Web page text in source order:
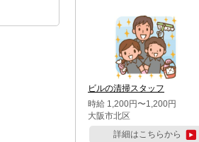
市・鶴ケ島市・千葉市中央
区・市川市・松戸市・習志野
市・柏市・流山市・八千代
市・足立区・江戸川区・八王
子市・町田市
ビルの清掃スタッフ
時給 1,200円〜1,200円
大阪市北区
詳細はこちらから